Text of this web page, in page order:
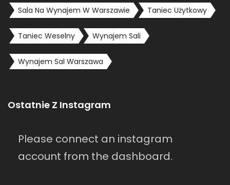
Sala Na Wynajem W Warszawie Taniec Użytkowy
Taniec Weselny Wynajem Sali
Wynajem Sal Warszawa
Ostatnie Z Instagram
Please connect an instagram
account from the dashboard.